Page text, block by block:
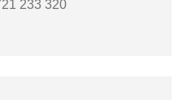
233 320